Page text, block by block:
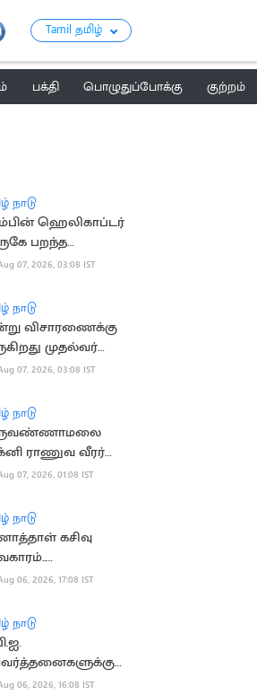
Tamil தமிழ்
பக்தி பொழுதுப்போக்கு
குற்றம்
நாடு
ஹெலிகாப்டர்
பறந்த
விமானம்
07, 2026, 03:08 IST
நாடு
விசாரணைக்கு
முதல்வர்
விவாகரத்து
07, 2026, 03:08 IST
நாடு
ராணுவ வீரர்
உயிரிழப்பு
07, 2026, 01:08 IST
நாடு
கசிவு
13-வது
06, 2026, 17:08 IST
நாடு
கட்டணம்?
06, 2026, 16:08 IST